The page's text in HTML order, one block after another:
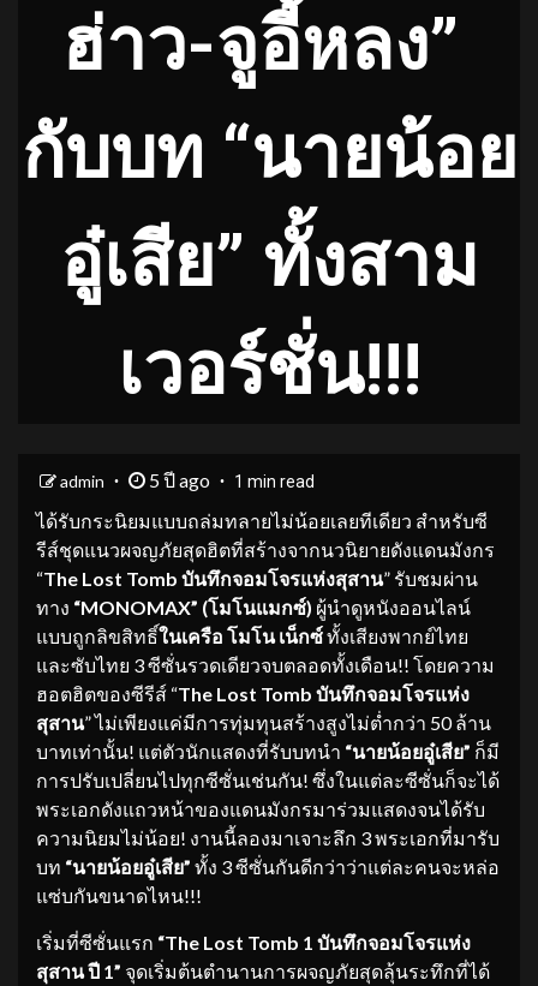
ฮ่าว-จูอี้หลง”
กับบท “นายน้อย
อู๋เสีย” ทั้งสาม
เวอร์ชั่น!!!
admin 5 ปี ago 1 min read
ได้รับกระนิยมแบบถล่มทลายไม่น้อยเลยทีเดียว สำหรับซี
รีส์ชุดแนวผจญภัยสุดฮิตที่สร้างจากนวนิยายดังแดนมังกร
“The Lost Tomb บันทึกจอมโจรแห่งสุสาน” รับชมผ่าน
ทาง “MONOMAX” (โมโนแมกซ์) ผู้นำดูหนังออนไลน์
แบบถูกลิขสิทธิ์ในเครือ โมโน เน็กซ์ทั้งเสียงพากย์ไทย
และซับไทย 3 ซีซั่นรวดเดียวจบตลอดทั้งเดือน!! โดยความ
ฮอตฮิตของซีรีส์ “The Lost Tomb บันทึกจอมโจรแห่ง
สุสาน” ไม่เพียงแค่มีการทุ่มทุนสร้างสูงไม่ต่ำกว่า 50 ล้าน
บาทเท่านั้น! แต่ตัวนักแสดงที่รับบทนำ “นายน้อยอู๋เสีย” ก็มี
การปรับเปลี่ยนไปทุกซีซั่นเช่นกัน! ซึ่งในแต่ละซีซั่นก็จะได้
พระเอกดังแถวหน้าของแดนมังกรมาร่วมแสดงจนได้รับ
ความนิยมไม่น้อย! งานนี้ลองมาเจาะลึก 3 พระเอกที่มารับ
บท “นายน้อยอู๋เสีย” ทั้ง 3 ซีซั่นกันดีกว่าว่าแต่ละคนจะหล่อ
แซ่บกันขนาดไหน!!!
เริ่มที่ซีซั่นแรก “The Lost Tomb 1 บันทึกจอมโจรแห่ง
สุสาน ปี 1” จุดเริ่มต้นตำนานการผจญภัยสุดลุ้นระทึกที่ได้